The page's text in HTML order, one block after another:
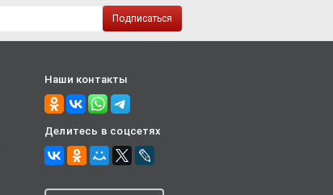
Подписаться
Наши контакты
Делитесь в соцсетях